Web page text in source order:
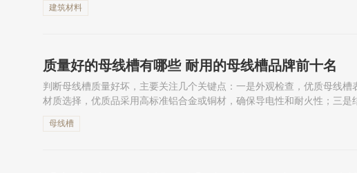
建筑材料
质量好的母线槽有哪些 耐用的母线槽品牌前十名
判断母线槽质量好坏，主要关注几个关键点：一是外观检查，优质母线
材质选择，优质品采用高标准铝合金或铜材，确保导电性和耐火性；三是
母线槽